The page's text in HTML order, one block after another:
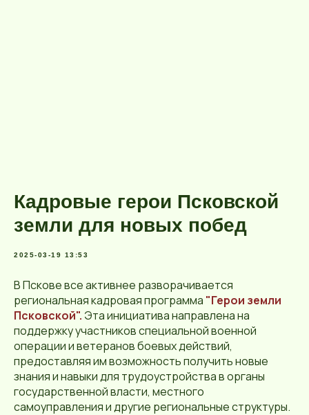
Кадровые герои Псковской
земли для новых побед
2025-03-19 13:53
В Пскове все активнее разворачивается
региональная кадровая программа "Герои земли
Псковской". Эта инициатива направлена на
поддержку участников специальной военной
операции и ветеранов боевых действий,
предоставляя им возможность получить новые
знания и навыки для трудоустройства в органы
государственной власти, местного
самоуправления и другие региональные структуры.